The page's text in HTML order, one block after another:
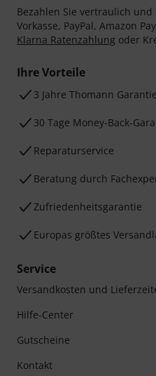
Bezahlen Sie vertraulich
Vorkasse, PayPal, Amazon
Klarna Ratenzahlung oder
Ihre Vorteile
3 Jahre Thomann Garantie
30 Tage Money-Back-
Reparaturservice
Beratung durch
Zufriedenheitsgarantie
Europas größtes
Service
Versandkosten und
Hilfe-Center
Gutscheine
Kontakt